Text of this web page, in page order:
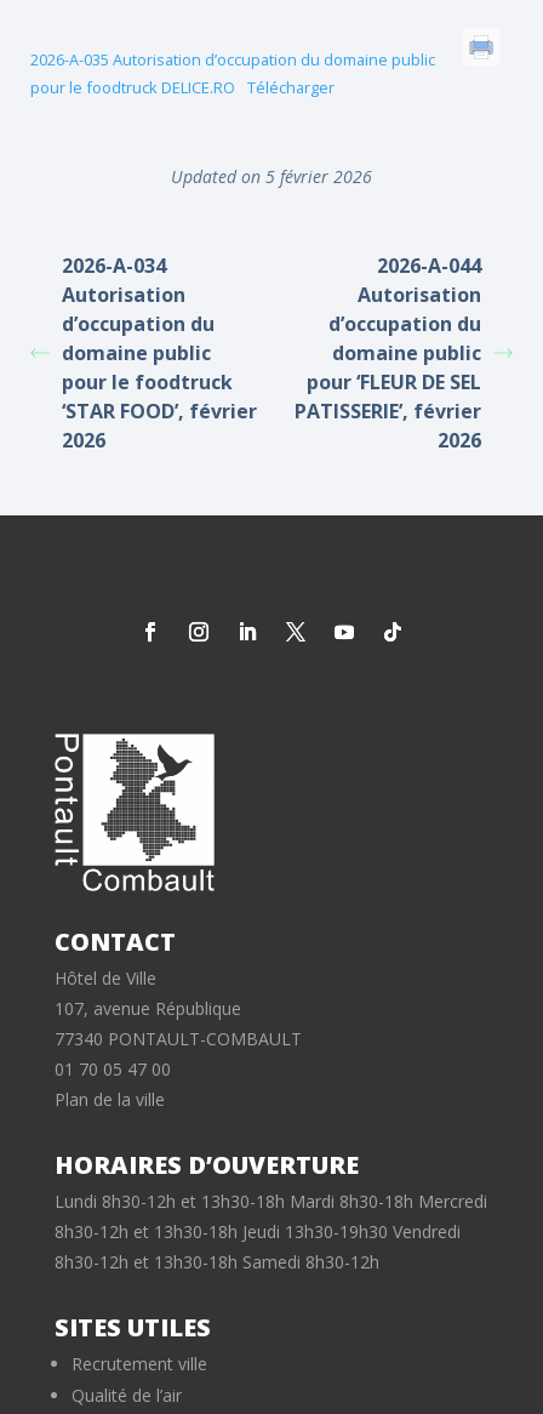
2026-A-035 Autorisation d’occupation du domaine public
pour le foodtruck DELICE.RO
Télécharger
Updated on 5 février 2026
2026-A-034
Autorisation
d’occupation du
domaine public
pour le foodtruck
‘STAR FOOD’, février
2026
2026-A-044
Autorisation
d’occupation du
domaine public
pour ‘FLEUR DE SEL
PATISSERIE’, février
2026
CONTACT
Hôtel de Ville
107, avenue République
77340 PONTAULT-COMBAULT
01 70 05 47 00
Plan de la ville
HORAIRES D’OUVERTURE
Lundi 8h30-12h et 13h30-18h Mardi 8h30-18h Mercredi
8h30-12h et 13h30-18h Jeudi 13h30-19h30 Vendredi
8h30-12h et 13h30-18h Samedi 8h30-12h
SITES UTILES
Recrutement ville
Qualité de l’air